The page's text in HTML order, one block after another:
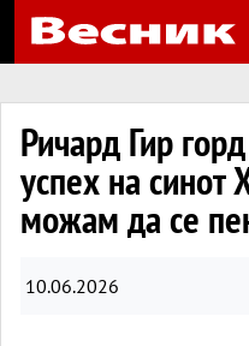
Ричард Гир
успех на синот
можам да се
10.06.2026